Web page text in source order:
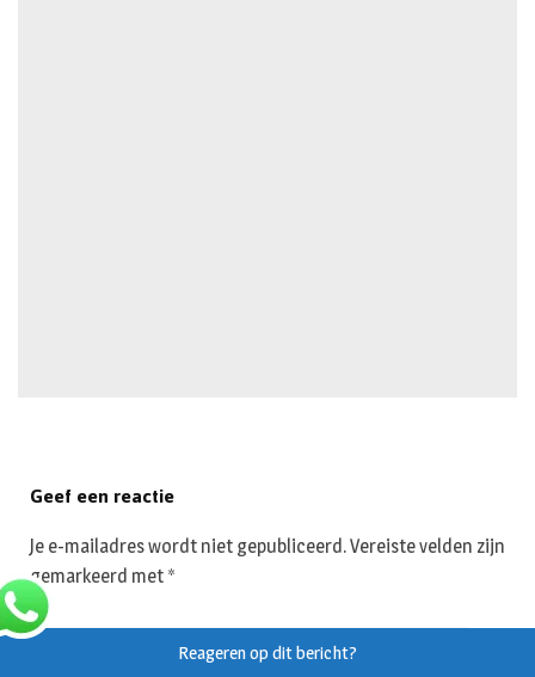
Geef een reactie
Je e-mailadres wordt niet gepubliceerd.Vereiste velden zijn
gemarkeerd met *
Reageren op dit bericht?